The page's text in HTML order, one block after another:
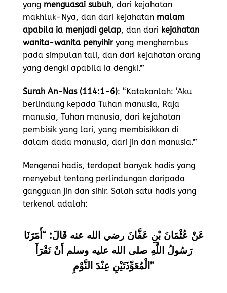
yang menguasai subuh, dari kejahatan
makhluk-Nya, dan dari kejahatan malam
apabila ia menjadi gelap, dan dari kejahatan
wanita-wanita penyihiryang menghembus
pada simpulan tali, dan dari kejahatan orang
yang dengki apabila ia dengki.'”
Surah An-Nas (114:1-6): “Katakanlah: ‘Aku
berlindung kepada Tuhan manusia, Raja
manusia, Tuhan manusia, dari kejahatan
pembisik yang lari, yang membisikkan di
dalam dada manusia, dari jin dan manusia.'”
Mengenai hadis, terdapat banyak hadis yang
menyebut tentang perlindungan daripada
gangguan jin dan sihir. Salah satu hadis yang
terkenal adalah:
عَنْ عُثْمَانَ بْنِ عَفَّانَ رضي الله عنه قَالَ: “أَمَرَنَا
رَسُولُ اللَّهِ صلى الله عليه وسلم أَنْ نَقْرَأَ
الْمُعَوِّذَتَيْنِ عِنْدَ النَّوْمِ”